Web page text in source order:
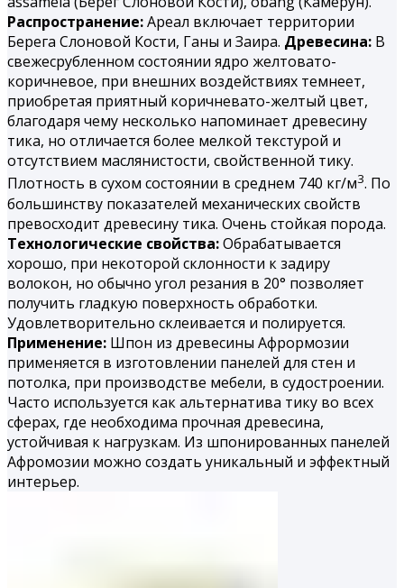
Распространение:Ареал включает территории
Берега Слоновой Кости, Ганы и Заира. Древесина: В
свежесрубленном состоянии ядро желтовато-
коричневое, при внешних воздействиях темнеет,
приобретая приятный коричневато-желтый цвет,
благодаря чему несколько напоминает древесину
тика, но отличается более мелкой текстурой и
отсутствием маслянистости, свойственной тику.
Плотность в сухом состоянии в среднем 740 кг/м3. По
большинству показателей механических свойств
превосходит древесину тика. Очень стойкая порода.
Технологические свойства:Обрабатывается
хорошо, при некоторой склонности к задиру
волокон, но обычно угол резания в 20° позволяет
получить гладкую поверхность обработки.
Удовлетворительно склеивается и полируется.
Применение: Шпон из древесины Афрормозии
применяется в изготовлении панелей для стен и
потолка, при производстве мебели, в судостроении.
Часто используется как альтернатива тику во всех
сферах, где необходима прочная древесина,
устойчивая к нагрузкам. Из шпонированных панелей
Афромозии можно создать уникальный и эффектный
интерьер.